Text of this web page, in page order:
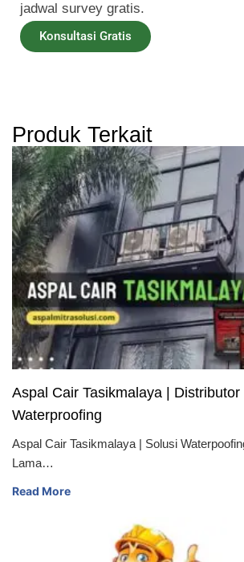
jadwal survey gratis.
Konsultasi Gratis
Produk Terkait
Aspal Cair Tasikmalaya | Distributor
Waterproofing
Aspal Cair Tasikmalaya | Solusi
Lama…
Read More